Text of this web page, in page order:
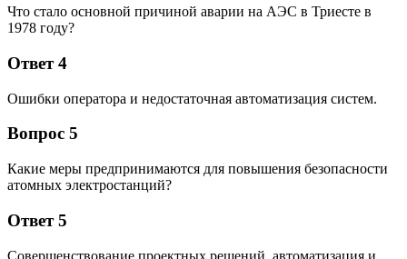
Что стало основной причиной аварии на АЭС в Триесте в
1978 году?
Ответ 4
Ошибки оператора и недостаточная автоматизация систем.
Вопрос 5
Какие меры предпринимаются для повышения безопасности
атомных электростанций?
Ответ 5
Совершенствование проектных решений, автоматизация и